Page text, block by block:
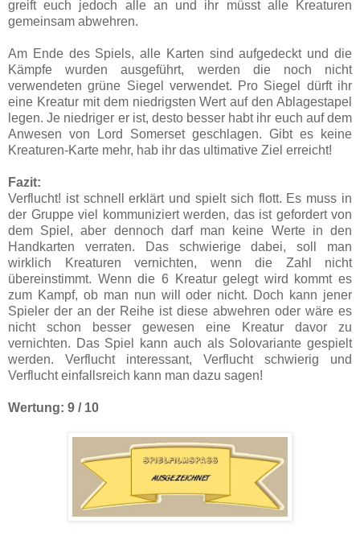
greift euch jedoch alle an und ihr müsst alle Kreaturen
gemeinsam abwehren.
Am Ende des Spiels, alle Karten sind aufgedeckt und die
Kämpfe wurden ausgeführt, werden die noch nicht
verwendeten grüne Siegel verwendet. Pro Siegel dürft ihr
eine Kreatur mit dem niedrigsten Wert auf den Ablagestapel
legen. Je niedriger er ist, desto besser habt ihr euch auf dem
Anwesen von Lord Somerset geschlagen. Gibt es keine
Kreaturen-Karte mehr, hab ihr das ultimative Ziel erreicht!
Fazit:
Verflucht! ist schnell erklärt und spielt sich flott. Es muss in
der Gruppe viel kommuniziert werden, das ist gefordert von
dem Spiel, aber dennoch darf man keine Werte in den
Handkarten verraten. Das schwierige dabei, soll man
wirklich Kreaturen vernichten, wenn die Zahl nicht
übereinstimmt. Wenn die 6 Kreatur gelegt wird kommt es
zum Kampf, ob man nun will oder nicht. Doch kann jener
Spieler der an der Reihe ist diese abwehren oder wäre es
nicht schon besser gewesen eine Kreatur davor zu
vernichten. Das Spiel kann auch als Solovariante gespielt
werden. Verflucht interessant, Verflucht schwierig und
Verflucht einfallsreich kann man dazu sagen!
Wertung: 9 / 10